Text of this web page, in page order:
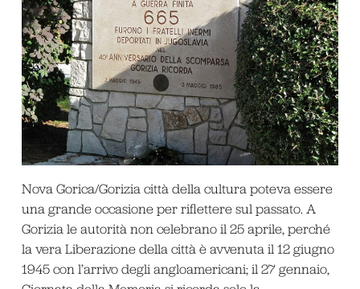
Nova Gorica/Gorizia città della cultura poteva essere
una grande occasione per riflettere sul passato. A
Gorizia le autorità non celebrano il 25 aprile, perché
la vera Liberazione della città è avvenuta il 12 giugno
1945 con l’arrivo degli angloamericani; il 27 gennaio,